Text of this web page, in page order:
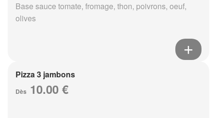
Base sauce tomate, fromage, thon, poivrons, oeuf,
olives
Pizza 3 jambons
Dès 10.00 €